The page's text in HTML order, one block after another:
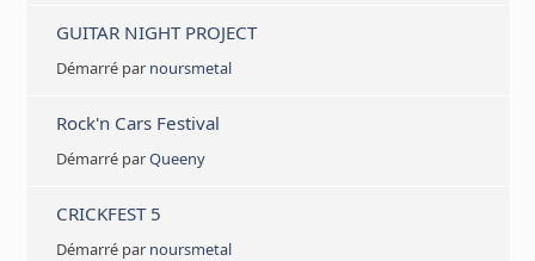
GUITAR NIGHT PROJECT
Démarré par noursmetal
Rock'n Cars Festival
Démarré parQueeny
CRICKFEST 5
Démarré par noursmetal